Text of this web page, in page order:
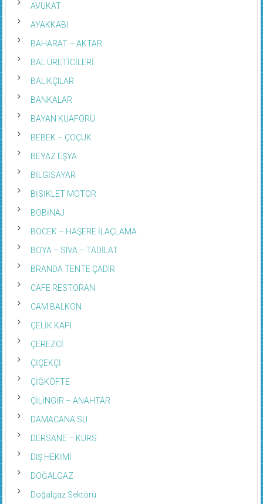
AVUKAT
AYAKKABI
BAHARAT – AKTAR
BAL ÜRETİCİLERİ
BALIKÇILAR
BANKALAR
BAYAN KUAFÖRÜ
BEBEK – ÇOÇUK
BEYAZ EŞYA
BİLGİSAYAR
BİSİKLET MOTOR
BOBİNAJ
BÖCEK – HAŞERE İLAÇLAMA
BOYA – SIVA – TADİLAT
BRANDA TENTE ÇADIR
CAFE RESTORAN
CAM BALKON
ÇELİK KAPI
ÇEREZCİ
ÇİÇEKÇİ
ÇİĞKÖFTE
ÇİLİNGİR – ANAHTAR
DAMACANA SU
DERSANE – KURS
DIŞ HEKİMİ
DOĞALGAZ
Doğalgaz Sektörü